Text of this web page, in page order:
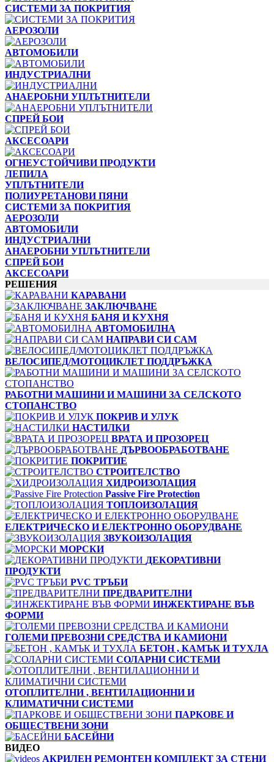
СИСТЕМИ ЗА ПОКРИТИЯ
АЕРОЗОЛИ
АВТОМОБИЛИ
ИНДУСТРИАЛНИ
АНАЕРОБНИ УПЛЪТНИТЕЛИ
СПРЕЙ БОИ
АКСЕСОАРИ
ОГНЕУСТОЙЧИВИ ПРОДУКТИ
ЛЕПИЛА
УПЛЪТНИТЕЛИ
ПОЛИУРЕТАНОВИ ПЯНИ
СИСТЕМИ ЗА ПОКРИТИЯ
АЕРОЗОЛИ
АВТОМОБИЛИ
ИНДУСТРИАЛНИ
АНАЕРОБНИ УПЛЪТНИТЕЛИ
СПРЕЙ БОИ
АКСЕСОАРИ
РЕШЕНИЯ
КАРАВАНИ
ЗАКЛЮЧВАНЕ
БАНЯ И КУХНЯ
АВТОМОБИЛНА
НАПРАВИ СИ САМ
ВЕЛОСИПЕД/МОТОЦИКЛЕТ ПОДДРЪЖКА
РАБОТНИ МАШИНИ И МАШИНИ ЗА СЕЛСКОТО
СТОПАНСТВО
ПОКРИВ И УЛУК
НАСТИЛКИ
ВРАТА И ПРОЗОРЕЦ
ДЪРВООБРАБОТВАНЕ
ПОКРИТИЕ
СТРОИТЕЛСТВО
ХИДРОИЗОЛАЦИЯ
Passive Fire Protection
ТОПЛОИЗОЛАЦИЯ
ЕЛЕКТРИЧЕСКО И ЕЛЕКТРОННО ОБОРУДВАНЕ
ЗВУКОИЗОЛАЦИЯ
МОРСКИ
ДЕКОРАТИВНИ
ПРОДУКТИ
PVC ТРЪБИ
ПРЕДВАРИТЕЛНИ
ИНЖЕКТИРАНЕ ВЪВ
ФОРМИ
ГОЛЕМИ ПРЕВОЗНИ СРЕДСТВА И КАМИОНИ
БЕТОН , КАМЪК И ТУХЛА
СОЛАРНИ СИСТЕМИ
ОТОПЛИТЕЛНИ , ВЕНТИЛАЦИОННИ И
КЛИМАТИЧНИ СИСТЕМИ
ПАРКОВЕ И
ОБЩЕСТВЕНИ ЗОНИ
БАСЕЙНИ
ВИДЕО
АКРИЛЕН РЕМОНТЕН КОМПЛЕКТ ЗА СТЕНИ